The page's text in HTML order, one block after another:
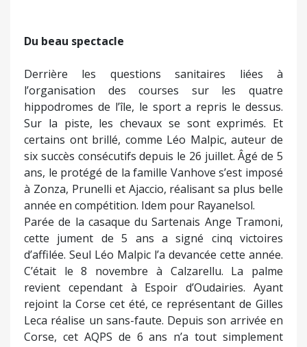
Du beau spectacle
Derrière les questions sanitaires liées à
l’organisation des courses sur les quatre
hippodromes de l’île, le sport a repris le dessus.
Sur la piste, les chevaux se sont exprimés. Et
certains ont brillé, comme Léo Malpic, auteur de
six succès consécutifs depuis le 26 juillet. Âgé de 5
ans, le protégé de la famille Vanhove s’est imposé
à Zonza, Prunelli et Ajaccio, réalisant sa plus belle
année en compétition. Idem pour Rayanelsol.
Parée de la casaque du Sartenais Ange Tramoni,
cette jument de 5 ans a signé cinq victoires
d’affilée. Seul Léo Malpic l’a devancée cette année.
C’était le 8 novembre à Calzarellu. La palme
revient cependant à Espoir d’Oudairies. Ayant
rejoint la Corse cet été, ce représentant de Gilles
Leca réalise un sans-faute. Depuis son arrivée en
Corse, cet AQPS de 6 ans n’a tout simplement